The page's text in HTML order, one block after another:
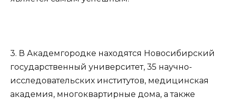
3. В Академгородке находятся Новосибирский
государственный университет, 35 научно-
исследовательских институтов, медицинская
академия, многоквартирные дома, а также